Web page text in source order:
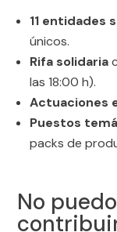
11 entidades
únicos.
Rifa solidaria
las 18:00 h).
Actuaciones
Puestos
packs de
No